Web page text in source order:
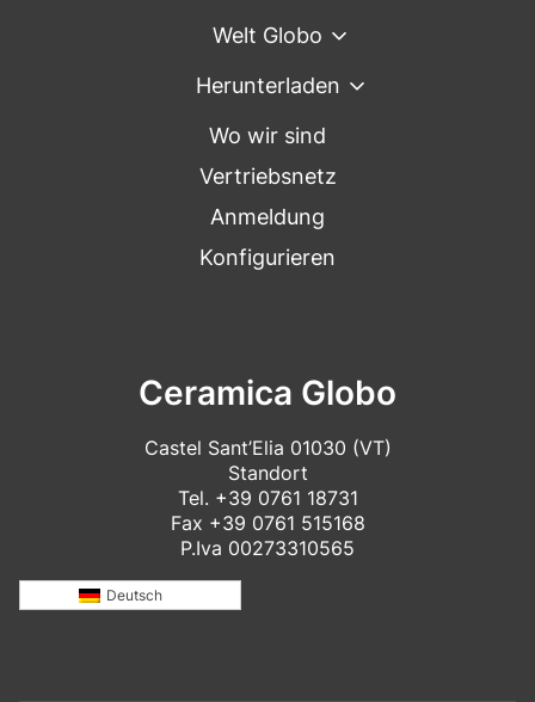
Welt Globo
Herunterladen
Wo wir sind
Vertriebsnetz
Anmeldung
Konfigurieren
Ceramica Globo
Castel Sant’Elia 01030 (VT)
Standort
Tel. +39 0761 18731
Fax +39 0761 515168
P.Iva 00273310565
Deutsch